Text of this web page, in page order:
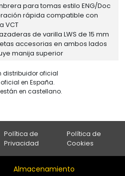
para tomas estilo ENG/Doc
rápida compatible con
VCT
de varilla LWS de 15 mm
accesorias en ambos lados
manija superior
distribuidor oficial
en España.
en castellano.
Política de
Privacidad
Política de
Cookies
Almacenamiento